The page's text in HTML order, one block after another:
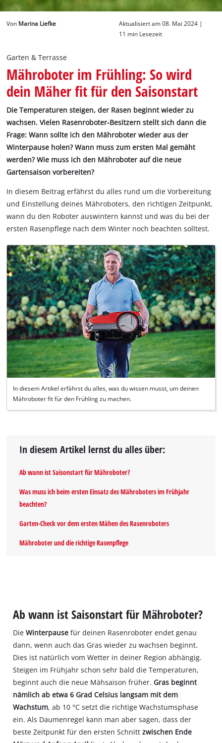
Deutsch
DEDeutsch
Von Marina Liefke
Aktualisiert am 08. Mai 2024 |
11 min Lesezeit
Garten & Terrasse
Mähroboter im Frühling: So wird
dein Mäher fit für den Saisonstart
Die Temperaturen steigen, der Rasen beginnt wieder zu
wachsen. Vielen Rasenroboter‐Besitzern stellt sich dann die
Frage: Wann sollte ich den Mähroboter wieder aus der
Winterpause holen? Wann muss zum ersten Mal gemäht
werden? Wie muss ich den Mähroboter auf die neue
Gartensaison vorbereiten?
In diesem Beitrag erfährst du alles rund um die Vorbereitung
und Einstellung deines Mähroboters, den richtigen Zeitpunkt,
wann du den Roboter auswintern kannst und was du bei der
ersten Rasenpflege nach dem Winter noch beachten solltest.
In diesem Artikel erfährst du alles, was du wissen musst, um deinen
Mähroboter fit für den Frühling zu machen.
In diesem Artikel lernst du alles über:
Ab wann ist Saisonstart für Mähroboter?
Was muss ich beim ersten Einsatz des Mähroboters im Frühjahr
beachten?
Garten-Check vor dem ersten Mähen des Rasenroboters
Mähroboter und die richtige Rasenpflege
Ab wann ist Saisonstart für Mähroboter?
DieWinterpause für deinen Rasenroboter endet genau
dann, wenn auch das Gras wieder zu wachsen beginnt.
Dies ist natürlich vom Wetter in deiner Region abhängig.
Steigen im Frühjahr schon sehr bald die Temperaturen,
beginnt auch die neue Mähsaison früher.Gras beginnt
nämlich ab etwa 6 Grad Celsius langsam mit dem
Wachstum, ab 10 °C setzt die richtige Wachstumsphase
ein. Als Daumenregel kann man aber sagen, dass der
beste Zeitpunkt für den ersten Schnitt zwischen Ende